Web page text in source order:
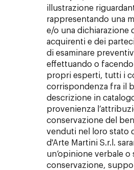
illustrazione
rappresentando una
e/o una dichiarazione
acquirenti e dei
di esaminare
effettuando o facendo
propri esperti, tutti i
corrispondenza fra il
descrizione in
provenienza
conservazione del
venduti nel loro stato
d'Arte Martini S.r.l.
un’opinione verbale
conservazione,